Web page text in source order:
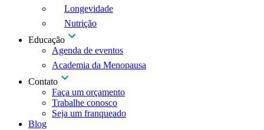
Longevidade
Nutrição
Educação
Agenda de eventos
Academia da Menopausa
Contato
Faça um orçamento
Trabalhe conosco
Seja um franqueado
Blog